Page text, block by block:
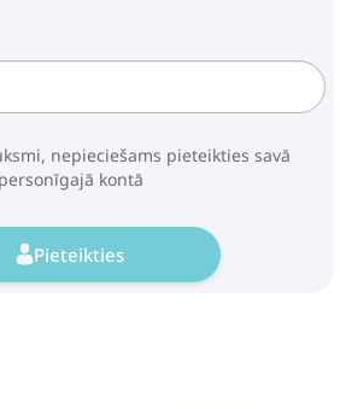
nepieciešams pieteikties savā
personīgajā kontā
Pieteikties